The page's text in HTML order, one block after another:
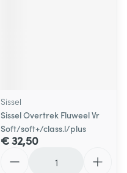
Sissel
Sissel Overtrek Fluweel Vr
Soft/soft+/class.l/plus
€ 32,50